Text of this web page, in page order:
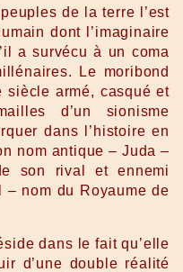
de la terre l’est
dont l’imaginaire
a survécu à un coma
Le moribond
siècle armé, casqué et
d’un sionisme
dans l’histoire en
nom antique – Juda –
son rival et ennemi
– nom du Royaume de
dans le fait qu’elle
d’une double réalité